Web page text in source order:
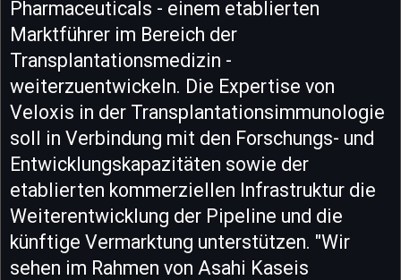
Pharmaceuticals - einem etablierten
Marktführer im Bereich der
Transplantationsmedizin -
weiterzuentwickeln. Die Expertise von
Veloxis in der Transplantationsimmunologie
soll in Verbindung mit den Forschungs- und
Entwicklungskapazitäten sowie der
etablierten kommerziellen Infrastruktur die
Weiterentwicklung der Pipeline und die
künftige Vermarktung unterstützen. "Wir
sehen im Rahmen von Asahi Kaseis